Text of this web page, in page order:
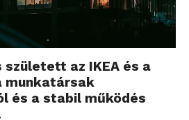
született az IKEA és a
munkatársak
és a stabil működés